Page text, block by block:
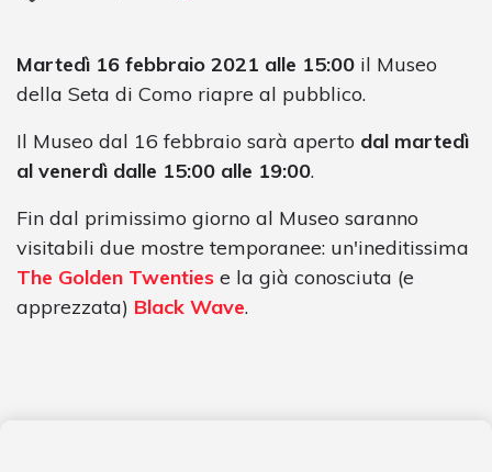
Martedì 16 febbraio 2021 alle 15:00 il Museo
della Seta di Como riapre al pubblico.
Il Museo dal 16 febbraio sarà aperto dal martedì
al venerdì dalle 15:00 alle 19:00.
Fin dal primissimo giorno al Museo saranno
visitabili due mostre temporanee: un'ineditissima
The Golden Twenties e la già conosciuta (e
apprezzata) Black Wave.